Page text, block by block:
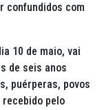
confundidos com
10 de maio, vai
de seis anos
puérperas, povos
pelo